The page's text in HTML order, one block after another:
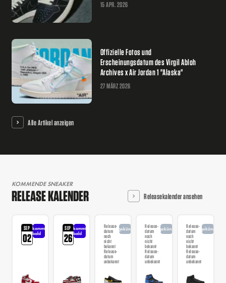
15 APR. 2026
Offizielle Fotos und
Erscheinungsdatum des Virgil Abloh
Archives x Air Jordan 1 "Alaska"
27 MÄRZ 2026
Alle Artikel anzeigen
KOMMENDE SNEAKER
RELEASE KALENDER Releasekalender ansehen
SEP
02
kommt
bald
SEP
26
kommt
bald
Release-
datum
noch
nicht
bekannt
Release-
datum
unbekannt
angekündigt
Release-
datum
noch
nicht
bekannt
Release-
datum
unbekannt
angekündigt
Release-
datum
noch
nicht
bekannt
Release-
datum
unbekannt
angekündigt